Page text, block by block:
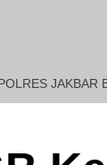
JAKBAR